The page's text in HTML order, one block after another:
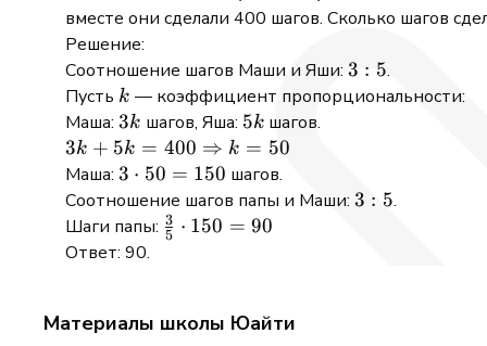
вместе они сделали 400 шагов. Сколько шагов
Решение:
Соотношение шагов Маши и Яши:3:5
3 : 5.
Пусть k
k — коэффициент пропорциональности:
Маша: 3k
3k шагов, Яша: 5k
5k шагов.
3k + 5k =
400
\Rightarrow
k = 50
3k + 5k = 400 ⇒ k = 50
Маша: 3
\cdot
50 =
150
3 ⋅ 50 = 150 шагов.
Соотношение шагов папы и Маши: 3:5
3 : 5.
Шаги папы: \frac{3}
90
5
3 ⋅ 150 = 90
Ответ: 90.
Материалы школы Юайти